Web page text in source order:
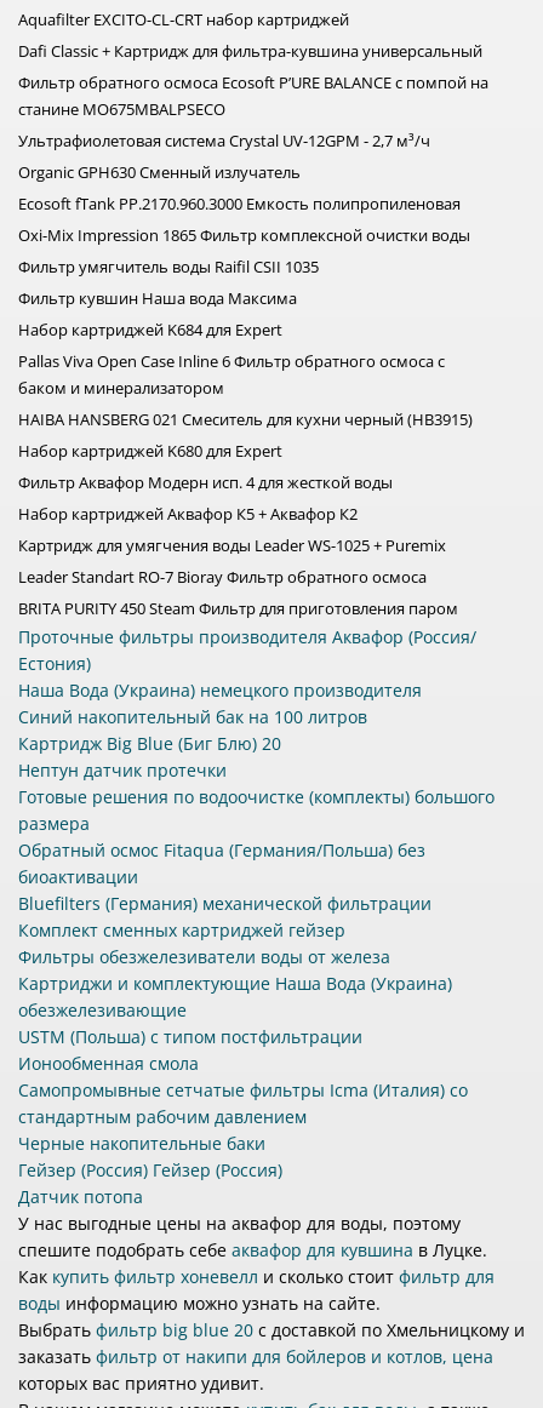
Aquafilter EXCITO-CL-CRT набор картриджей
Dafi Classic + Картридж для фильтра-кувшина универсальный
Фильтр обратного осмоса Ecosoft P’URE BALANCE с помпой на
станине MO675MBALPSECO
Ультрафиолетовая система Crystal UV-12GPM - 2,7 м³/ч
Organic GPH630 Сменный излучатель
Ecosoft fTank PP.2170.960.3000 Емкость полипропиленовая
Oxi-Mix Impression 1865 Фильтр комплексной очистки воды
Фильтр умягчитель воды Raifil CSII 1035
Фильтр кувшин Наша вода Максима
Набор картриджей K684 для Expert
Pallas Viva Open Case Inline 6 Фильтр обратного осмоса с
баком и минерализатором
HAIBA HANSBERG 021 Смеситель для кухни черный (HB3915)
Набор картриджей K680 для Expert
Фильтр Аквафор Модерн исп. 4 для жесткой воды
Набор картриджей Аквафор К5 + Аквафор К2
Картридж для умягчения воды Leader WS-1025 + Puremix
Leader Standart RO-7 Bioray Фильтр обратного осмоса
BRITA PURITY 450 Steam Фильтр для приготовления паром
Проточные фильтры производителя Аквафор (Россия/
Естония)
Наша Вода (Украина) немецкого производителя
Синий накопительный бак на 100 литров
Картридж Big Blue (Биг Блю) 20
Нептун датчик протечки
Готовые решения по водоочистке (комплекты) большого
размера
Обратный осмос Fitaqua (Германия/Польша) без
биоактивации
Bluefilters (Германия) механической фильтрации
Комплект сменных картриджей гейзер
Фильтры обезжелезиватели воды от железа
Картриджи и комплектующие Наша Вода (Украина)
обезжелезивающие
USTM (Польша) с типом постфильтрации
Ионообменная смола
Самопромывные сетчатые фильтры Icma (Италия) со
стандартным рабочим давлением
Черные накопительные баки
Гейзер (Россия) Гейзер (Россия)
Датчик потопа
У нас выгодные цены на аквафор для воды, поэтому
спешите подобрать себе аквафор для кувшина в Луцке.
Как купить фильтр хоневелл и сколько стоит фильтр для
воды информацию можно узнать на сайте.
Выбрать фильтр big blue 20 с доставкой по Хмельницкому и
заказать фильтр от накипи для бойлеров и котлов, цена
которых вас приятно удивит.